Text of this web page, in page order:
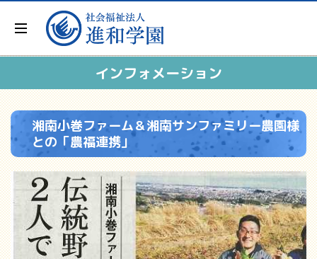
インフォメーション
湘南小巻ファーム＆湘南サンファミリー農園様
との「農福連携」